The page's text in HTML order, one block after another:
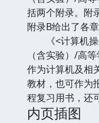
括两个附录。附
附录B给出了各
《<计算机操
（含实验）/高
作为计算机及相
教材，也可作为
程复习用书，还
内页插图